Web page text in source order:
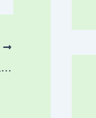
Eguaztenean, Atxarteri buruzko dokumentala eta mahai ingurua Durangon